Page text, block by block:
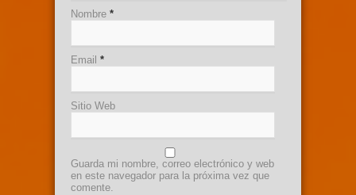
Nombre *
Email *
Sitio Web
Guarda mi nombre, correo electrónico y web
en este navegador para la próxima vez que
comente.